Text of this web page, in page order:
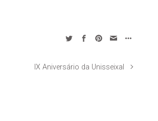
IX Aniversário da Unisseixal